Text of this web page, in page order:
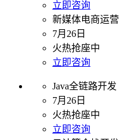
立即咨询
新媒体电商运营
7月26日
火热抢座中
立即咨询
Java全链路开发
7月26日
火热抢座中
立即咨询